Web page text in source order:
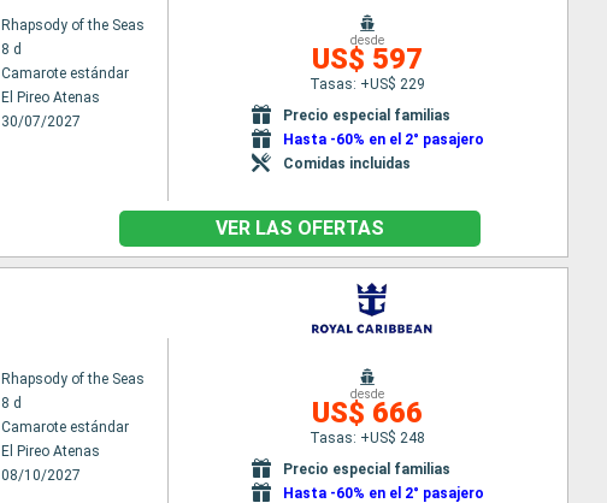
Rhapsody of the Seas
8 d
Camarote estándar
El Pireo Atenas
30/07/2027
desde
US$ 597
Tasas: +US$ 229
Precio especial familias
Hasta -60% en el 2° pasajero
Comidas incluidas
VER LAS OFERTAS
Rhapsody of the Seas
8 d
Camarote estándar
El Pireo Atenas
08/10/2027
desde
US$ 666
Tasas: +US$ 248
Precio especial familias
Hasta -60% en el 2° pasajero